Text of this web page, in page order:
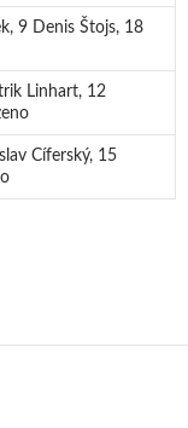
9 Denis Štojs, 18
Linhart, 12
Cíferský, 15